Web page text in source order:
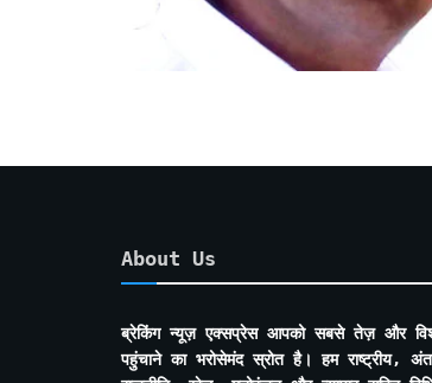
About Us
ब्रेकिंग न्यूज़ एक्सप्रेस आपको सबसे तेज़ और
पहुंचाने का भरोसेमंद स्रोत है। हम राष्ट्रीय,